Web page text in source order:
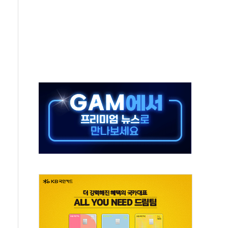
단 분야 독점 라이선스 계약"
' 6개월 배타적사용권 획득
폐 위기…관리종목 우려 지정예고 총 63개